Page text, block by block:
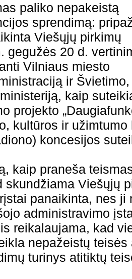
paliko nepakeistą
sprendimą:
Viešųjų pirkimų
gegužės 20 d.
Vilniaus miesto
ir Švietimo,
kaip
projekto
kultūros ir užimtumo
koncesijos
kaip praneša
skundžiama Viešųjų
panaikinta, nes ji
administravimo
reikalaujama, kad
nepažeistų
turinys atitiktų